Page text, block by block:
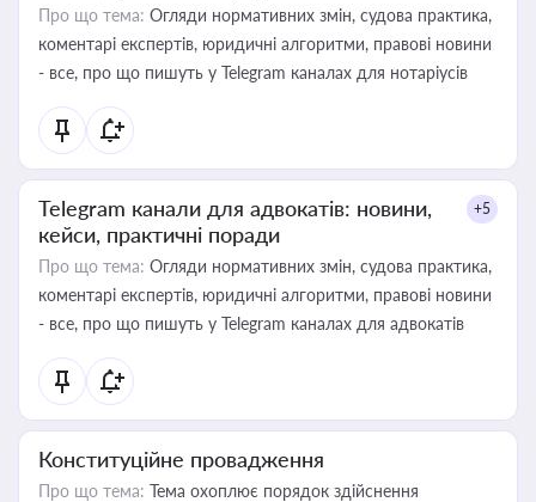
Про що тема: Огляди нормативних змін, судова практика,
коментарі експертів, юридичні алгоритми, правові новини
- все, про що пишуть у Telegram каналах для нотаріусів
Telegram канали для адвокатів: новини,
кейси, практичні поради
+5
Про що тема: Огляди нормативних змін, судова практика,
коментарі експертів, юридичні алгоритми, правові новини
- все, про що пишуть у Telegram каналах для адвокатів
Конституційне провадження
Про що тема: Тема охоплює порядок здійснення